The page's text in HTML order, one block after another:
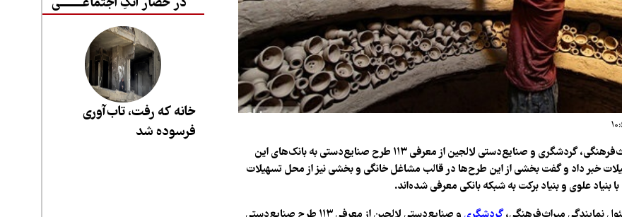
مسئول نمایندگی میراث‌فرهنگی، گردشگری و صنایع‌دستی لالجین از معرفی ۱۱۳ طرح صنایع‌دستی به بانک‌های این
خبر داد و گفت بخشی از این طرح‌ها در قالب مشاغل خانگی و بخشی نیز از محل تسهیلات
خانه که رفت، تاب‌آوری
فرسوده شد